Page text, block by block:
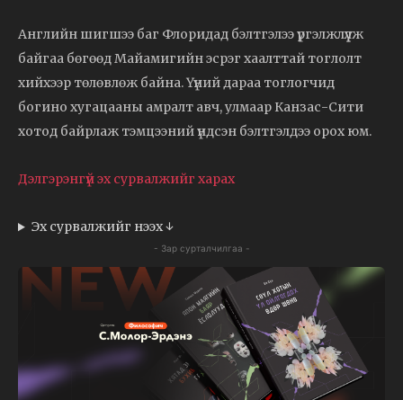
Английн шигшээ баг Флоридад бэлтгэлээ үргэлжлүүлж
байгаа бөгөөд Майамигийн эсрэг хаалттай тоглолт
хийхээр төлөвлөж байна. Үүний дараа тоглогчид
богино хугацааны амралт авч, улмаар Канзас-Сити
хотод байрлаж тэмцээний үндсэн бэлтгэлдээ орох юм.
Дэлгэрэнгүй эх сурвалжийг харах
Эх сурвалжийг нээх ↓
- Зар сурталчилгаа -